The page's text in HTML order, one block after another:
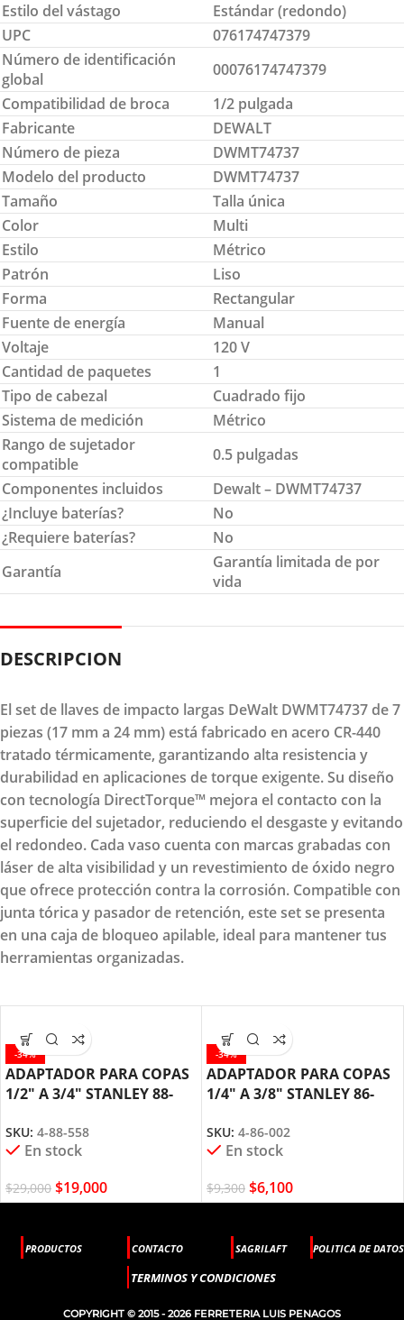
Estilo del vástago
Estándar (redondo)
UPC
076174747379
Número de identificación
global
00076174747379
Compatibilidad de broca
1/2 pulgada
Fabricante
DEWALT
Número de pieza
DWMT74737
Modelo del producto
DWMT74737
Tamaño
Talla única
Color
Multi
Estilo
Métrico
Patrón
Liso
Forma
Rectangular
Fuente de energía
Manual
Voltaje
120 V
Cantidad de paquetes
1
Tipo de cabezal
Cuadrado fijo
Sistema de medición
Métrico
Rango de sujetador
compatible
0.5 pulgadas
Componentes incluidos
Dewalt – DWMT74737
¿Incluye baterías?
No
¿Requiere baterías?
No
Garantía
Garantía limitada de por
vida
DESCRIPCION
El set de llaves de impacto largas DeWalt DWMT74737 de 7
piezas (17 mm a 24 mm) está fabricado en acero CR-440
tratado térmicamente, garantizando alta resistencia y
durabilidad en aplicaciones de torque exigente. Su diseño
con tecnología DirectTorque™ mejora el contacto con la
superficie del sujetador, reduciendo el desgaste y evitando
el redondeo. Cada vaso cuenta con marcas grabadas con
láser de alta visibilidad y un revestimiento de óxido negro
que ofrece protección contra la corrosión. Compatible con
junta tórica y pasador de retención, este set se presenta
en una caja de bloqueo apilable, ideal para mantener tus
herramientas organizadas.
-34%
ADAPTADOR PARA COPAS
1/2″ A 3/4″ STANLEY 88-
SKU: 4-88-558
En stock
$29,000 $19,000
-34%
ADAPTADOR PARA COPAS
1/4″ A 3/8″ STANLEY 86-
SKU: 4-86-002
En stock
$9,300 $6,100
PRODUCTOS CONTACTO SAGRILAFT POLITICA DE DATOS
TERMINOS Y CONDICIONES
COPYRIGHT © 2015 - 2026 FERRETERIA LUIS PENAGOS